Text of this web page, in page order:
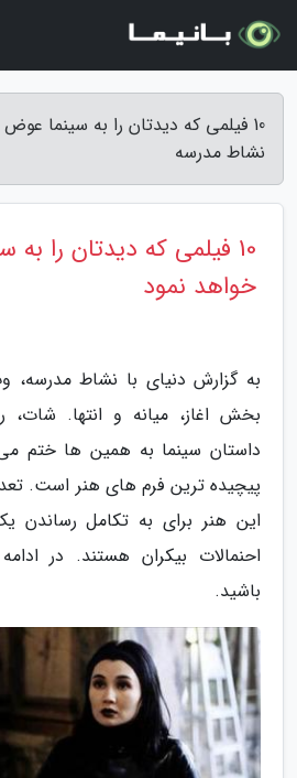
10 فیلمی که دیدتان را به سینما
نشاط مدرسه
10 فیلمی که دیدتان را
خواهد نمود
به گزارش دنیای با نشاط
بخش اغاز، میانه و انتها. شات،
داستان سینما به همین ها ختم
پیچیده ترین فرم های هنر است.
این هنر برای به تکامل رساندن
احنمالات بیکران هستند. در
باشید.